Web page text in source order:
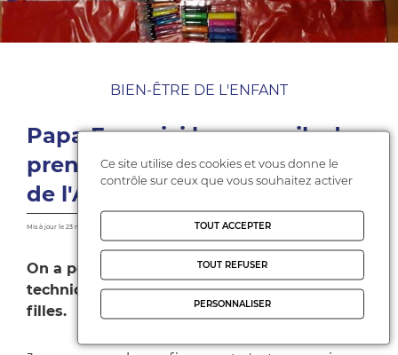
BIEN-ÊTRE DE L'ENFANT
Papa F. a suivi les conseils de
prendre du temps pour faire
de l'ART
Mis à jour le 23 mars 2020
On a poussé les murs et on a essayé la
technique du travail graphique avec nos trois
filles.
Ce site utilise des cookies et vous donne le
contrôle sur ceux que vous souhaitez activer
TOUT ACCEPTER
TOUT REFUSER
PERSONNALISER